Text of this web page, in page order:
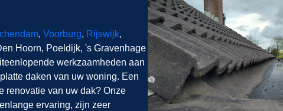
, Voorburg, Rijswijk,
Hoorn, Poeldijk, 's Gravenhage
werkzaamheden aan
daken van uw woning. Een
renovatie van uw dak? Onze
ervaring, zijn zeer